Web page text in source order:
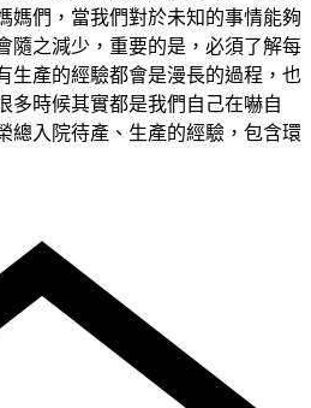
媽們，當我們對於未知的事情能夠
隨之減少，重要的是，必須了解每
生產的經驗都會是漫長的過程，也
多時候其實都是我們自己在嚇自
總入院待產、生產的經驗，包含環